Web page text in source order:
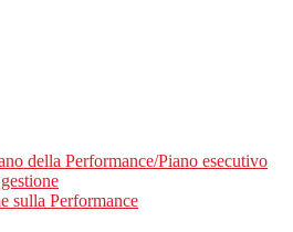
della Performance/Piano esecutivo
sulla Performance